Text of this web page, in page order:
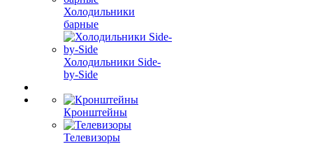
Холодильники
барные
Холодильники Side-
by-Side
Кронштейны
Телевизоры